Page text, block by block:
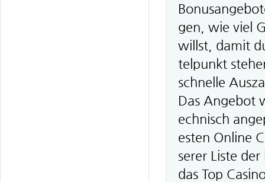
gen, wie viel
willst, damit
telpunkt
schnelle
Das Angebot
echnisch
esten Online
serer Liste
das Top